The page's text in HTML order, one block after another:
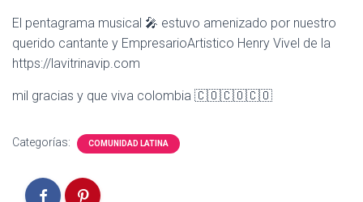
El pentagrama musical 🎤 estuvo amenizado por nuestro
querido cantante y EmpresarioArtistico Henry Vivel de la
https://lavitrinavip.com
mil gracias y que viva colombia 🇨🇴🇨🇴🇨🇴
Categorías: COMUNIDAD LATINA